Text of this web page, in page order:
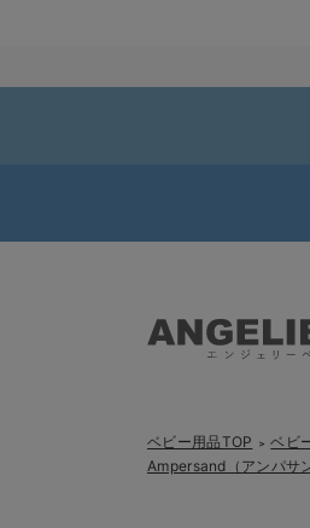
ベビー用品TOP ＞ ベビ
Ampersand（アンパサ